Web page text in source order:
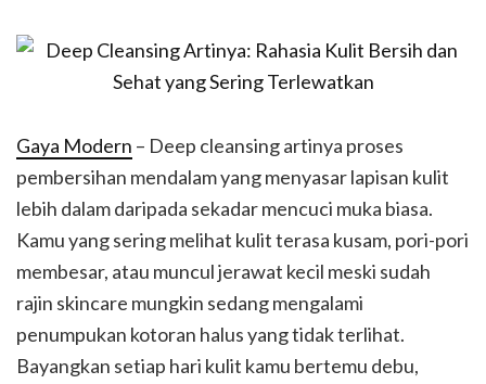
Gaya Modern – Deep cleansing artinya proses
pembersihan mendalam yang menyasar lapisan kulit
lebih dalam daripada sekadar mencuci muka biasa.
Kamu yang sering melihat kulit terasa kusam, pori-pori
membesar, atau muncul jerawat kecil meski sudah
rajin skincare mungkin sedang mengalami
penumpukan kotoran halus yang tidak terlihat.
Bayangkan setiap hari kulit kamu bertemu debu,